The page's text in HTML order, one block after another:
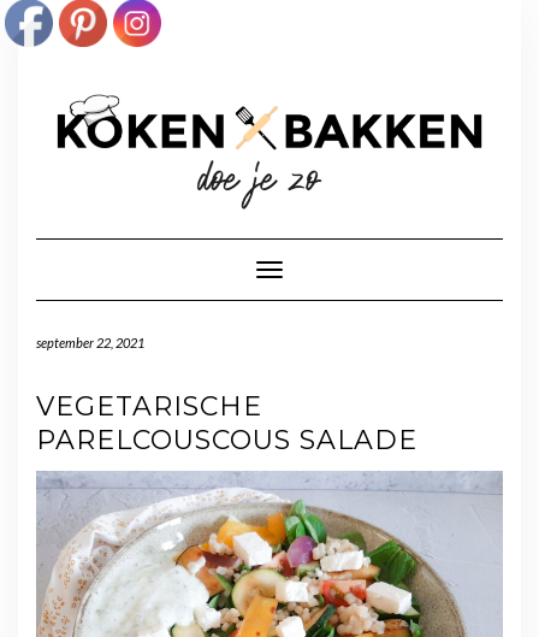
Toggle navigatie
september 22, 2021
VEGETARISCHE
PARELCOUSCOUS SALADE